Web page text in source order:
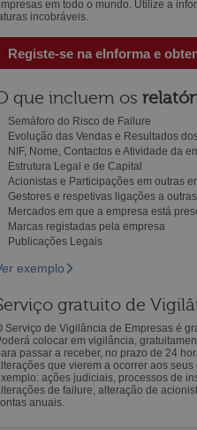
em todo o mundo. Utilize a
incobráveis.
Registe-se na eInforma e
que incluem os
Semáforo do Risco de Failure
Evolução das Vendas e Resultados
NIF, Nome, Contactos e Atividade da
Estrutura Legal e de Capital
Acionistas e Participações em outras
Gestores e respetivas ligações a
Mercados em que a empresa está
Marcas registadas pela empresa
Publicações Legais
exemplo
gratuito de
Serviço de Vigilância de Empresas é
colocar em vigilância,
passar a receber, no prazo de 24
que vierem a ocorrer aos
ações judiciais, processos de
de failure, alteração de
anuais.